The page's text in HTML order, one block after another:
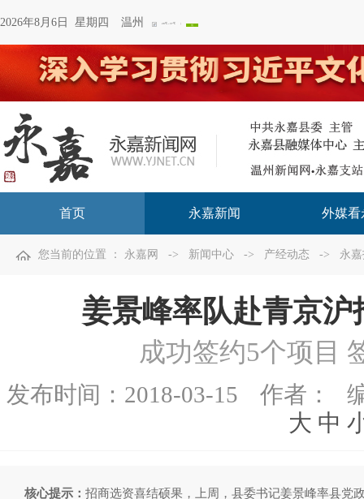
2026年8月6日 星期四 温州
首页 永嘉新闻 外媒看
您当前的位置 ： 永嘉网 -> 新闻中心 -> 产经动态 -> 永
姜景峰率队赴青京
成功签约5个项目
发布时间： 2018-03-15 作者：
大 中
核心提示： 招商选资喜结硕果，上周，县委书记姜景峰率县党